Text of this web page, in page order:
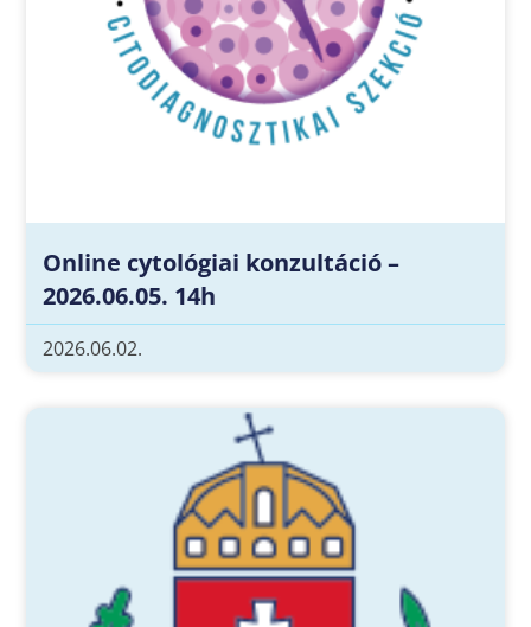
Online cytológiai konzultáció –
2026.06.05. 14h
2026.06.02.